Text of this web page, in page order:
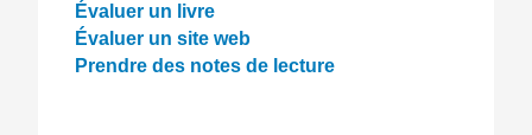
Évaluer un livre
Évaluer un site web
Prendre des notes de lecture